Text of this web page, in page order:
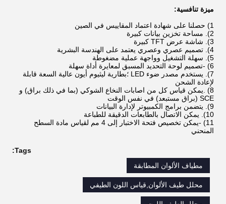
ميزة تنافسية:
1) حصلنا على شهادة اعتماد المقاييس في الصين
2). مساحة تخزين بيانات كبيرة
3). شاشة عرض TFT كبيرة
4). تصميم عصري وعصري يعتمد على الهندسة البشرية
5). سهلة التشغيل وواجهة عملية مضغوطة
6) -تصميم لوحة التحديد المسبق لمعايرة أداة سهلة
7). يستخدم مصدر ضوء LED ؛بطارية ليثيوم أيون عالية السعة قابلة
لإعادة الشحن
8) .يمكن قياس كل من اصابات النخاع الشوكي (بما في ذلك براق) و
SCE (براق مستبعد) في نفس الوقت
9). يتضمن برامج الكمبيوتر لإدارة البيانات
10). يمكن الاتصال بالطابعات الدقيقة للطباعة
11) -يمكن تخصيص فتحة الاختبار إلى 4 مم لقياس مادة السطح
المنحني
Tags:
مطياف الألوان المطابقة
محلل طيف الألوان,قياس اللون الطيفي